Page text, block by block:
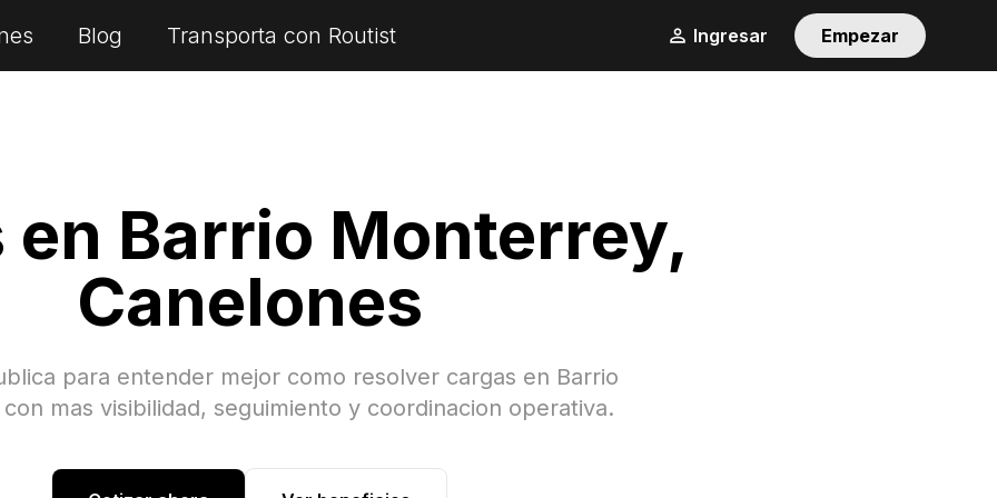
Blog Transporta con Routist Ingresar Empezar
en Barrio Monterrey,
Canelones
para entender mejor como resolver cargas en Barrio
mas visibilidad, seguimiento y coordinacion operativa.